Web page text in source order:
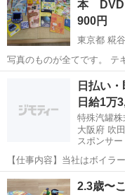
本
900円
東京都 糀
写真のものが全てです。 テキストは1年分ありますが、DVDの1、2、3
月号がありません。 紙のDVDケースも破れを補修してお渡しします。
申し訳ないですが、DVDは
大田区 糀谷駅
日払い
日給1万
特殊汽罐株
大阪府 吹
スポンサ
【仕事内容】当社はボイラ
で必要な配管やボイラーの
当社工場内であたっていた
アルバイト・パート
2.3歳〜